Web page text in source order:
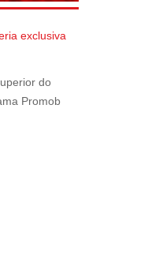
exclusiva
do
Promob